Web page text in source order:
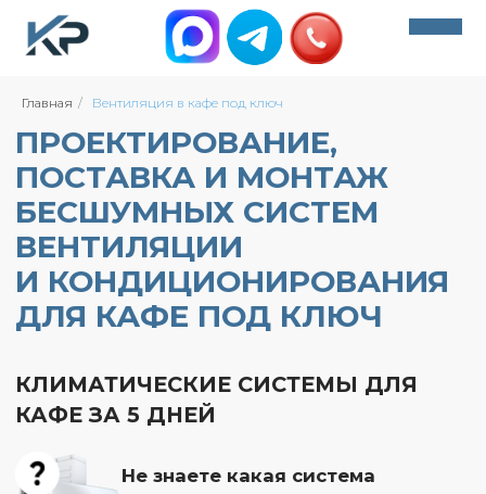
+7 (495) 212-07-78
info@climate-msk.com
Обратный звонок
Главная / Вентиляция в кафе под ключ
ПРОЕКТИРОВАНИЕ,
ПОСТАВКА И МОНТАЖ
БЕСШУМНЫХ СИСТЕМ
ВЕНТИЛЯЦИИ
И КОНДИЦИОНИРОВАНИЯ
ДЛЯ КАФЕ ПОД КЛЮЧ
КЛИМАТИЧЕСКИЕ СИСТЕМЫ ДЛЯ
КАФЕ ЗА 5 ДНЕЙ
Пройдите небольшой опрос и мы
предложим вам решение. Это займет всего
подойдет для вашего объекта?
+7 (495) 212-07-78
info@climate-msk.com
Обратный звонок
400+ оценок